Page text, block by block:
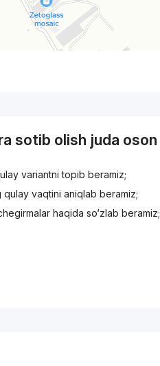
sotib olish juda oson
variantni topib beramiz;
vaqtini aniqlab beramiz;
haqida so‘zlab beramiz;